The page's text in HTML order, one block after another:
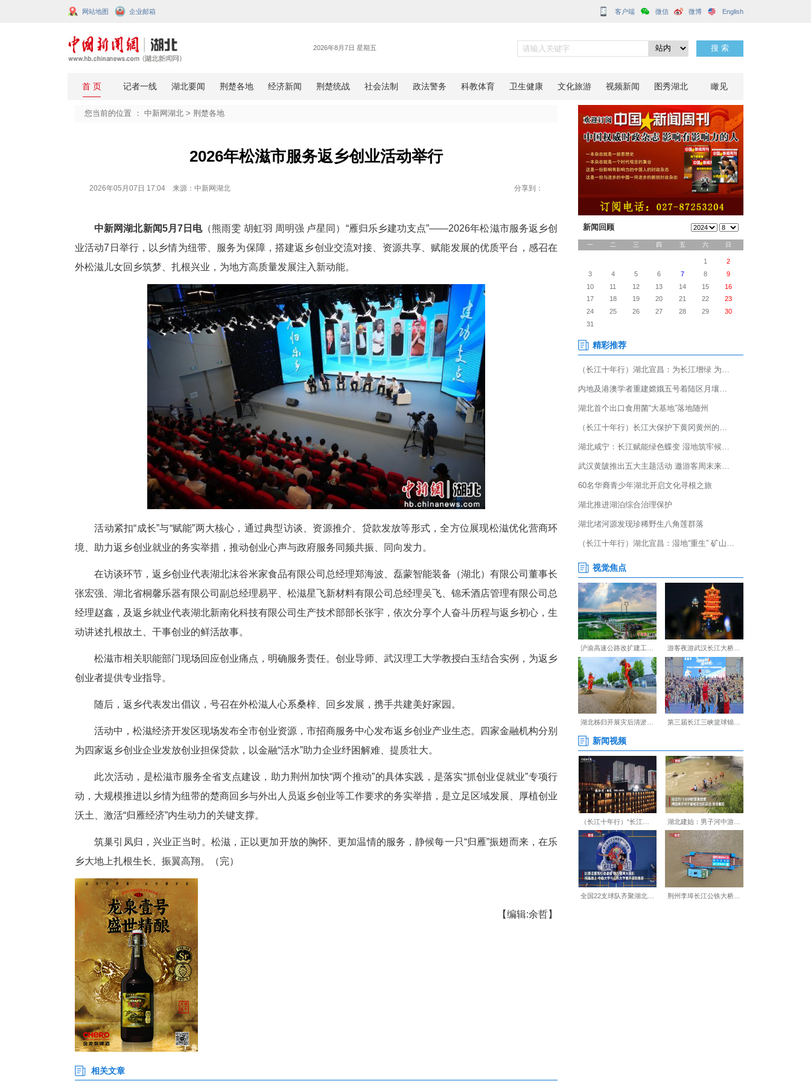
网站地图
2026年松滋市服务返乡创业活动举行
2026年05月07日 17:04 来源：中新网湖北
中新网湖北新闻5月7日电（熊雨雯 胡虹羽 周明强 卢星同）“雁归乐乡建功支点”——2026年松滋市服务返乡创
业活动7日举行，以乡情为纽带、服务为保障，搭建返乡创业交流对接、资源共享、赋能发展的优质平台，感召在
外松滋儿女回乡筑梦、扎根兴业，为地方高质量发展注入新动能。
活动紧扣“成长”与“赋能”两大核心，通过典型访谈、资源推介、贷款发放等形式，全方位展现松滋优化营商环
境、助力返乡创业就业的务实举措，推动创业心声与政府服务同频共振、同向发力。
在访谈环节，返乡创业代表湖北沫谷米家食品有限公司总经理郑海波、磊蒙智能装备（湖北）有限公司董事长
张宏强、湖北省桐馨乐器有限公司副总经理易平、松滋星飞新材料有限公司总经理吴飞、锦禾酒店管理有限公司总
经理赵鑫，及返乡就业代表湖北新南化科技有限公司生产技术部部长张宇，依次分享个人奋斗历程与返乡初心，生
动讲述扎根故土、干事创业的鲜活故事。
松滋市相关职能部门现场回应创业痛点，明确服务责任。创业导师、武汉理工大学教授白玉结合实例，为返乡
创业者提供专业指导。
随后，返乡代表发出倡议，号召在外松滋人心系桑梓、回乡发展，携手共建美好家园。
活动中，松滋经济开发区现场发布全市创业资源，市招商服务中心发布返乡创业产业生态。四家金融机构分别
为四家返乡创业企业发放创业担保贷款，以金融“活水”助力企业纾困解难、提质壮大。
此次活动，是松滋市服务全省支点建设，助力荆州加快“两个推动”的具体实践，是落实“抓创业促就业”专项行
动，大规模推进以乡情为纽带的楚商回乡与外出人员返乡创业等工作要求的务实举措，是立足区域发展、厚植创业
沃土、激活“归雁经济”内生动力的关键支撑。
筑巢引凤归，兴业正当时。松滋，正以更加开放的胸怀、更加温情的服务，静候每一只“归雁”振翅而来，在乐
乡大地上扎根生长、振翼高翔。（完）